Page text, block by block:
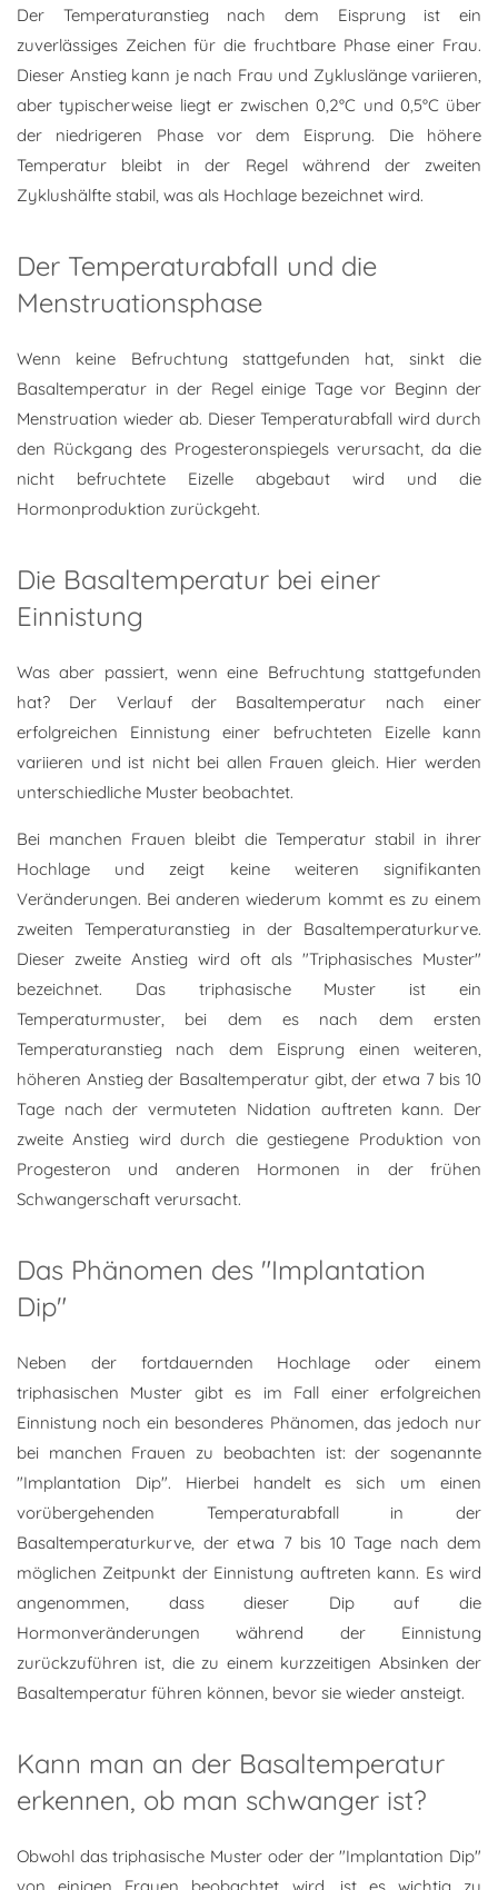
Der Temperaturanstieg nach dem Eisprung ist ein
zuverlässiges Zeichen für die fruchtbare Phase einer Frau.
Dieser Anstieg kann je nach Frau und Zykluslänge variieren,
aber typischerweise liegt er zwischen 0,2°C und 0,5°C über
der niedrigeren Phase vor dem Eisprung. Die höhere
Temperatur bleibt in der Regel während der zweiten
Zyklushälfte stabil, was als Hochlage bezeichnet wird.
Der Temperaturabfall und die
Menstruationsphase
Wenn keine Befruchtung stattgefunden hat, sinkt die
Basaltemperatur in der Regel einige Tage vor Beginn der
Menstruation wieder ab. Dieser Temperaturabfall wird durch
den Rückgang des Progesteronspiegels verursacht, da die
nicht befruchtete Eizelle abgebaut wird und die
Hormonproduktion zurückgeht.
Die Basaltemperatur bei einer
Einnistung
Was aber passiert, wenn eine Befruchtung stattgefunden
hat? Der Verlauf der Basaltemperatur nach einer
erfolgreichen Einnistung einer befruchteten Eizelle kann
variieren und ist nicht bei allen Frauen gleich. Hier werden
unterschiedliche Muster beobachtet.
Bei manchen Frauen bleibt die Temperatur stabil in ihrer
Hochlage und zeigt keine weiteren signifikanten
Veränderungen. Bei anderen wiederum kommt es zu einem
zweiten Temperaturanstieg in der Basaltemperaturkurve.
Dieser zweite Anstieg wird oft als "Triphasisches Muster"
bezeichnet. Das triphasische Muster ist ein
Temperaturmuster, bei dem es nach dem ersten
Temperaturanstieg nach dem Eisprung einen weiteren,
höheren Anstieg der Basaltemperatur gibt, der etwa 7 bis 10
Tage nach der vermuteten Nidation auftreten kann. Der
zweite Anstieg wird durch die gestiegene Produktion von
Progesteron und anderen Hormonen in der frühen
Schwangerschaft verursacht.
Das Phänomen des "Implantation
Dip"
Neben der fortdauernden Hochlage oder einem
triphasischen Muster gibt es im Fall einer erfolgreichen
Einnistung noch ein besonderes Phänomen, das jedoch nur
bei manchen Frauen zu beobachten ist: der sogenannte
"Implantation Dip". Hierbei handelt es sich um einen
vorübergehenden Temperaturabfall in der
Basaltemperaturkurve, der etwa 7 bis 10 Tage nach dem
möglichen Zeitpunkt der Einnistung auftreten kann. Es wird
angenommen, dass dieser Dip auf die
Hormonveränderungen während der Einnistung
zurückzuführen ist, die zu einem kurzzeitigen Absinken der
Basaltemperatur führen können, bevor sie wieder ansteigt.
Kann man an der Basaltemperatur
erkennen, ob man schwanger ist?
Obwohl das triphasische Muster oder der "Implantation Dip"
von einigen Frauen beobachtet wird, ist es wichtig zu